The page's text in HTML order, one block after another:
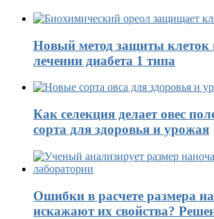
Новый метод защиты клеток
лечении диабета 1 типа
Как селекция делает овес
сорта для здоровья и урожая
Ошибки в расчете размера
искажают их свойства?